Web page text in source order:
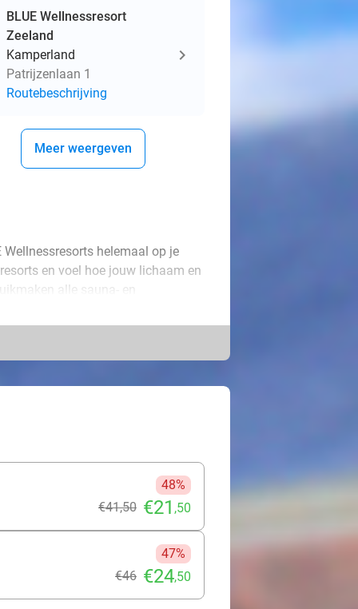
BLUE Wellnessresort
Zeeland
Kamperland
Patrijzenlaan 1
Routebeschrijving
Meer weergeven
helemaal op je
en voel hoe jouw lichaam en
alle sauna- en
schijnt. Bubbel deze zomer in de
ontspan op een comfortabel
hoe dan ook als herboren!
48%
€41,50 €21 ,50
47%
€46 €24,50